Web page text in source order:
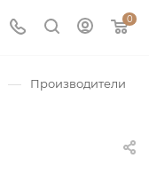
0
— Производители